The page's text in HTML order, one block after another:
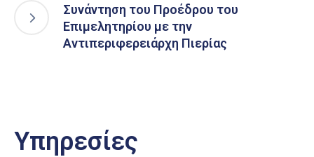
Συνάντηση του Προέδρου του
Επιμελητηρίου με την
Αντιπεριφερειάρχη Πιερίας
Υπηρεσίες